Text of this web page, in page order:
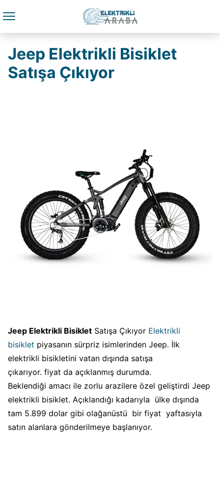
Jeep Elektrikli Bisiklet
Satışa Çıkıyor
Jeep Elektrikli Bisiklet Satışa Çıkıyor Elektrikli
bisiklet piyasanın sürpriz isimlerinden Jeep. İlk
elektrikli bisikletini vatan dışında satışa
çıkarıyor. fiyat da açıklanmış durumda.
Beklendiği amacı ile zorlu arazilere özel geliştirdi Jeep
elektrikli bisiklet. Açıklandığı kadarıyla ülke dışında
tam 5.899 dolar gibi olağanüstü bir fiyat yaftasıyla
satın alanlara gönderilmeye başlanıyor.